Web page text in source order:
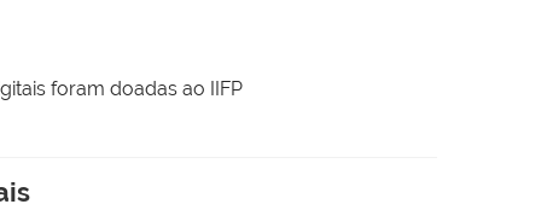
foram doadas ao IIFP